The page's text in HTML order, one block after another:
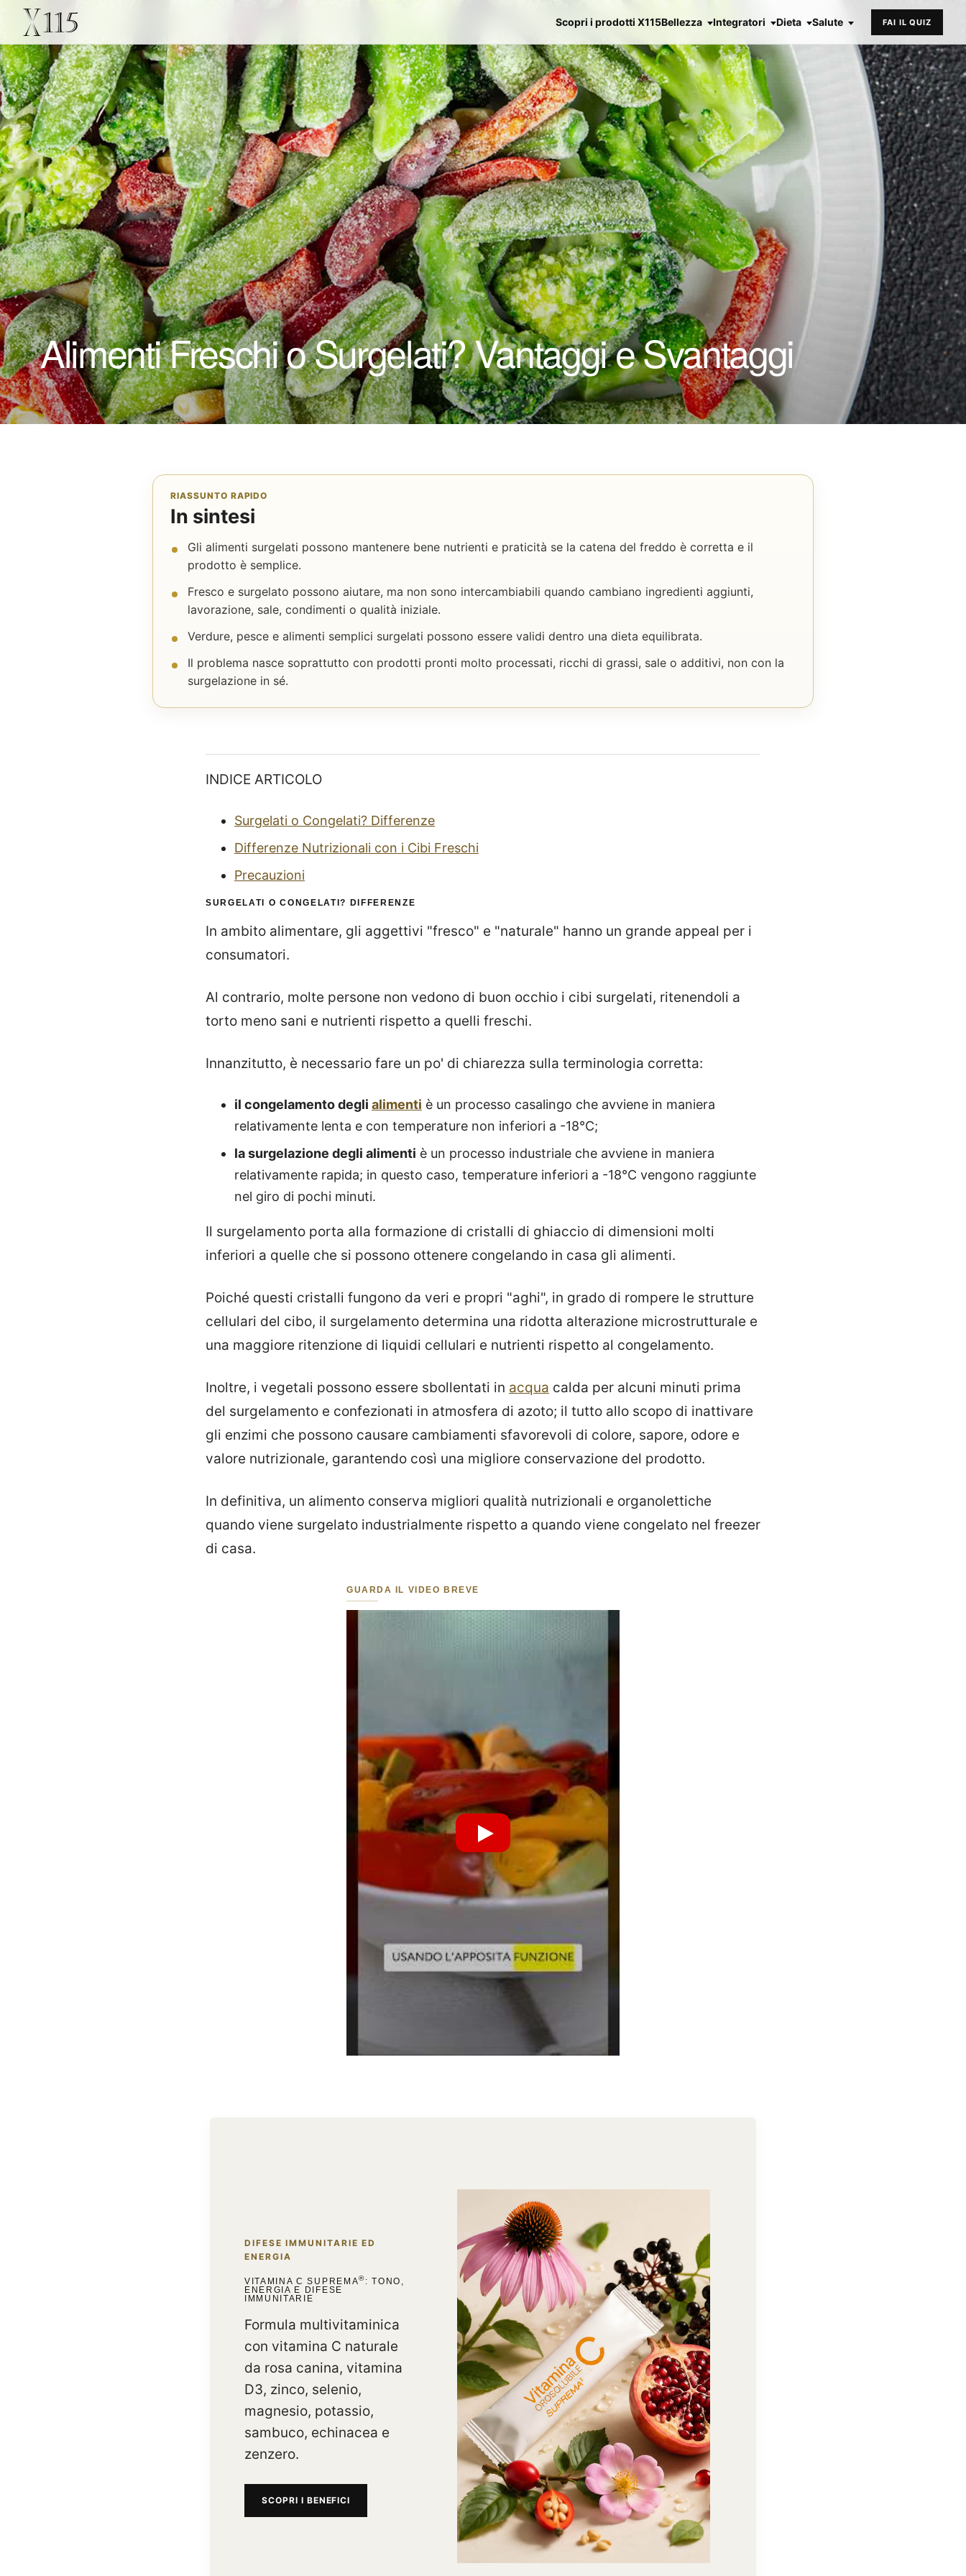
Scopri i prodotti X115Bellezza Integratori Dieta Salute FAI IL QUIZ
Alimenti Freschi o Surgelati? Vantaggi e Svantaggi
RIASSUNTO RAPIDO
In sintesi
Gli alimenti surgelati possono mantenere bene nutrienti e praticità se la catena del freddo è corretta e il
prodotto è semplice.
Fresco e surgelato possono aiutare, ma non sono intercambiabili quando cambiano ingredienti aggiunti,
lavorazione, sale, condimenti o qualità iniziale.
Verdure, pesce e alimenti semplici surgelati possono essere validi dentro una dieta equilibrata.
Il problema nasce soprattutto con prodotti pronti molto processati, ricchi di grassi, sale o additivi, non con la
surgelazione in sé.
INDICE ARTICOLO
Surgelati o Congelati? Differenze
Differenze Nutrizionali con i Cibi Freschi
Precauzioni
SURGELATI O CONGELATI? DIFFERENZE
In ambito alimentare, gli aggettivi "fresco" e "naturale" hanno un grande appeal per i
consumatori.
Al contrario, molte persone non vedono di buon occhio i cibi surgelati, ritenendoli a
torto meno sani e nutrienti rispetto a quelli freschi.
Innanzitutto, è necessario fare un po' di chiarezza sulla terminologia corretta:
il congelamento degli alimenti è un processo casalingo che avviene in maniera
relativamente lenta e con temperature non inferiori a -18°C;
la surgelazione degli alimenti è un processo industriale che avviene in maniera
relativamente rapida; in questo caso, temperature inferiori a -18°C vengono raggiunte
nel giro di pochi minuti.
Il surgelamento porta alla formazione di cristalli di ghiaccio di dimensioni molti
inferiori a quelle che si possono ottenere congelando in casa gli alimenti.
Poiché questi cristalli fungono da veri e propri "aghi", in grado di rompere le strutture
cellulari del cibo, il surgelamento determina una ridotta alterazione microstrutturale e
una maggiore ritenzione di liquidi cellulari e nutrienti rispetto al congelamento.
Inoltre, i vegetali possono essere sbollentati in acqua calda per alcuni minuti prima
del surgelamento e confezionati in atmosfera di azoto; il tutto allo scopo di inattivare
gli enzimi che possono causare cambiamenti sfavorevoli di colore, sapore, odore e
valore nutrizionale, garantendo così una migliore conservazione del prodotto.
In definitiva, un alimento conserva migliori qualità nutrizionali e organolettiche
quando viene surgelato industrialmente rispetto a quando viene congelato nel freezer
di casa.
GUARDA IL VIDEO BREVE
Riproduci Video YouTube
DIFESE IMMUNITARIE ED
ENERGIA
VITAMINA C SUPREMA®: TONO,
ENERGIA E DIFESE
IMMUNITARIE
Formula multivitaminica
con vitamina C naturale
da rosa canina, vitamina
D3, zinco, selenio,
magnesio, potassio,
sambuco, echinacea e
zenzero.
SCOPRI I BENEFICI